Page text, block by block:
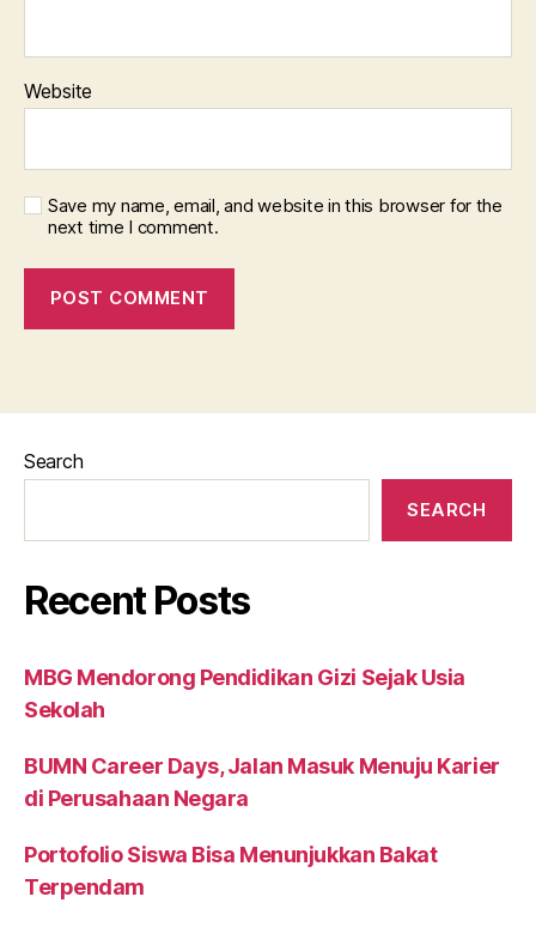
Website
Save my name, email, and website in this browser for the
next time I comment.
Search
SEARCH
Recent Posts
MBG Mendorong Pendidikan Gizi Sejak Usia
Sekolah
BUMN Career Days, Jalan Masuk Menuju Karier
di Perusahaan Negara
Portofolio Siswa Bisa Menunjukkan Bakat
Terpendam